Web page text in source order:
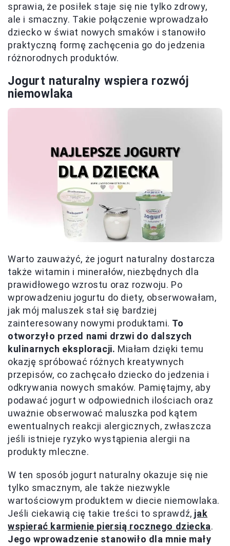
sprawia, że posiłek staje się nie tylko zdrowy,
ale i smaczny. Takie połączenie wprowadzało
dziecko w świat nowych smaków i stanowiło
praktyczną formę zachęcenia go do jedzenia
różnorodnych produktów.
Jogurt naturalny wspiera rozwój
niemowlaka
Warto zauważyć, że jogurt naturalny dostarcza
także witamin i minerałów, niezbędnych dla
prawidłowego wzrostu oraz rozwoju. Po
wprowadzeniu jogurtu do diety, obserwowałam,
jak mój maluszek stał się bardziej
zainteresowany nowymi produktami. To
otworzyło przed nami drzwi do dalszych
kulinarnych eksploracji. Miałam dzięki temu
okazję spróbować różnych kreatywnych
przepisów, co zachęcało dziecko do jedzenia i
odkrywania nowych smaków. Pamiętajmy, aby
podawać jogurt w odpowiednich ilościach oraz
uważnie obserwować maluszka pod kątem
ewentualnych reakcji alergicznych, zwłaszcza
jeśli istnieje ryzyko wystąpienia alergii na
produkty mleczne.
W ten sposób jogurt naturalny okazuje się nie
tylko smacznym, ale także niezwykle
wartościowym produktem w diecie niemowlaka.
Jeśli ciekawią cię takie treści to sprawdź, jak
wspierać karmienie piersią rocznego dziecka.
Jego wprowadzenie stanowiło dla mnie mały